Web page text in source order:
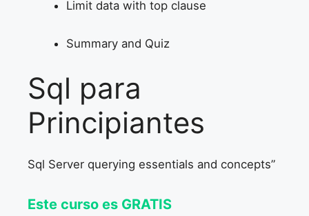
Limit data with top clause
Summary and Quiz
Sql para
Principiantes
Sql Server querying essentials and concepts”
Este curso es GRATIS